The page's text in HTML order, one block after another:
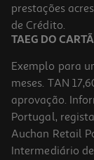
prestações
de Crédito.
TAEG DO
Exemplo para
meses. TAN
aprovação.
Portugal,
Auchan Retail
Intermediário